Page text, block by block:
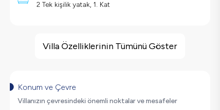
2 Tek kişilik yatak, 1. Kat
Deniz Manzarası
Saç Kurutma Makinası
Bulaşık Makinesi
Villa Özelliklerinin Tümünü Göster
Konum ve Çevre
Villanızın çevresindeki önemli noktalar ve mesafeler